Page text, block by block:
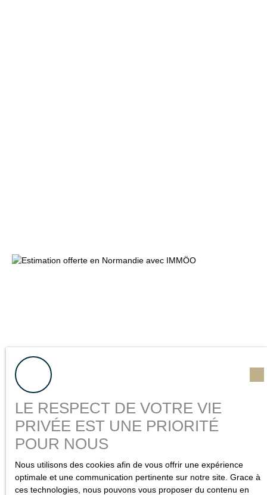
Vous souhaitez faire
estimervotre bien ?
LE RESPECT DE VOTRE VIE
PRIVÉE EST UNE PRIORITÉ
POUR NOUS
Nous utilisons des cookies afin de vous offrir une expérience
optimale et une communication pertinente sur notre site. Grace à
ces technologies, nous pouvons vous proposer du contenu en